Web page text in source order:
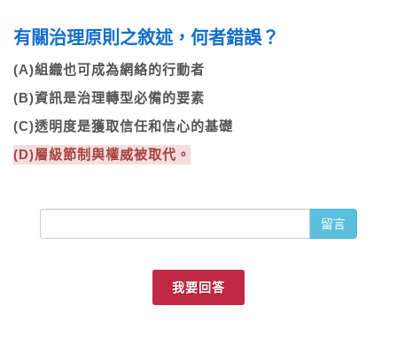
有關治理原則之敘述，何者錯誤？
(A)組織也可成為網絡的行動者
(B)資訊是治理轉型必備的要素
(C)透明度是獲取信任和信心的基礎
(D)層級節制與權威被取代。
留言
我要回答